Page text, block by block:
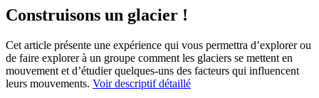
Construisons un glacier !
Cet article présente une expérience qui vous permettra d’explorer ou
de faire explorer à un groupe comment les glaciers se mettent en
mouvement et d’étudier quelques-uns des facteurs qui influencent
leurs mouvements. Voir descriptif détaillé